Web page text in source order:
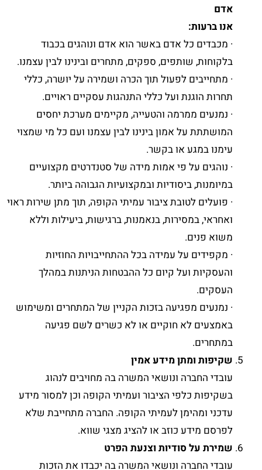
אדם
אנו ברעות:
· מכבדים כל אדם באשר הוא אדם ונוהגים בכבוד
בלקוחות, שותפים, ספקים, מתחרים ובינינו לבין עצמנו.
· מתחייבים לפעול תוך הכרה ושמירה על יושרה, כללי
תחרות הוגנת ועל כללי התנהגות עסקיים ראויים.
· נמנעים ממרמה והטעייה, מקיימים מערכת יחסים
המושתתת על אמון בינינו לבין עצמנו ועם כל מי שמצוי
עימנו במגע או בקשר.
· נוהגים על פי אמות מידה של סטנדרטים מקצועיים
במיומנות, ביסודיות ובמקצועיות הגבוהה ביותר.
· פועלים לטובת ציבור עמיתי הקופה, תוך מתן שירות ראוי
ואחראי, במסירות, בנאמנות, ברגישות, ביעילות וללא
משוא פנים.
· מקפידים על עמידה בכל ההתחייבויות החוזיות
והעסקיות ועל קיום כל ההבטחות הניתנות במהלך
העסקים.
· נמנעים מפגיעה בזכות הקניין של המתחרים ומשימוש
באמצעים לא חוקיים או לא כשרים לשם פגיעה
במתחרים.
שקיפות ומתן מידע אמין
עובדי החברה ונושאי המשרה בה מחויבים לנהוג
בשקיפות כלפי הציבור ועמיתי הקופה וכן למסור מידע
עדכני ומהימן לעמיתי הקופה. החברה מתחייבת שלא
לפרסם מידע כוזב או להציג מצגי שווא.
שמירת על סודיות וצנעת הפרט
עובדי החברה ונושאי המשרה בה יכבדו את הזכות